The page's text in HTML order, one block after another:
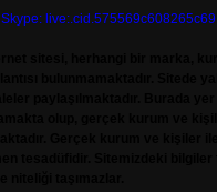
Skype: live:.cid.575569c608265c69